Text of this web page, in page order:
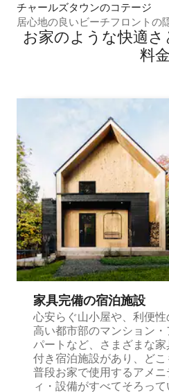
チャールズタウンのコテージ
居心地の良いビーチフロントの
ンビュー - ペットOK！
お家のような快⁠適⁠
料⁠金
家具完備の宿⁠泊⁠施⁠設
心安らぐ山小屋や、利便性
高い都市部のマンション・
パートなど、さまざまな家
付き宿泊施設があり、どこ
普段お家で使用するアメニ
ィ・設備がすべてそろって